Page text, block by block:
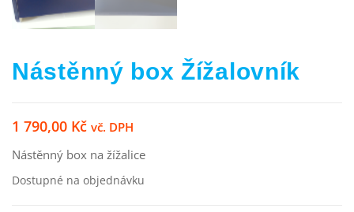
Nástěnný box Žížalovník
1 790,00 Kč vč. DPH
Nástěnný box na žížalice
Dostupné na objednávku